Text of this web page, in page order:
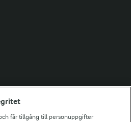
får tillgång till personuppgifter